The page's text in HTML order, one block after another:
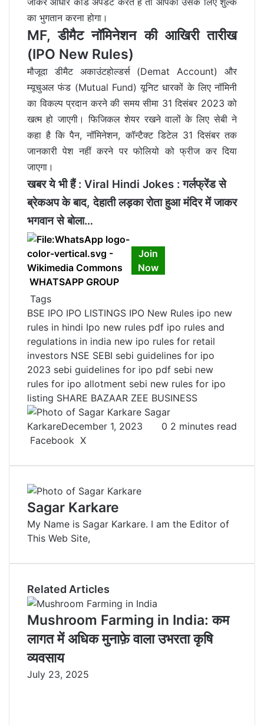
का भुगतान करना होगा।
MF, डीमैट नॉमिनेशन की आखिरी तारीख
(IPO New Rules)
मौजूदा डीमैट अकाउंटहोल्डर्स (Demat Account) और
म्यूचुअल फंड (Mutual Fund) यूनिट धारकों के लिए नॉमिनी
का विकल्प प्रदान करने की समय सीमा 31 दिसंबर 2023 को
खत्म हो जाएगी। फिजिकल शेयर रखने वालों के लिए सेबी ने
कहा है कि पैन, नॉमिनेशन, कॉन्टैक्ट डिटेल 31 दिसंबर तक
जानकारी पेश नहीं करने पर फोलियो को फ्रीज कर दिया
जाएगा।
खबर ये भी हैं : Viral Hindi Jokes : गर्लफ्रेंड से
ब्रेकअप के बाद, देहाती लड़का रोता हुआ मंदिर में जाकर
भगवान से बोला…
WHATSAPP GROUP
Join
Now
Tags
BSE IPO IPO LISTINGS IPO New Rules ipo new
rules in hindi Ipo new rules pdf ipo rules and
regulations in india new ipo rules for retail
investors NSE SEBI sebi guidelines for ipo
2023 sebi guidelines for ipo pdf sebi new
rules for ipo allotment sebi new rules for ipo
listing SHARE BAZAAR ZEE BUSINESS
Sagar
KarkareDecember 1, 2023 0 2 minutes read
Facebook X
n
e
d
I
m
l
r
n
e
r
e
d
i
t
o
a
k
a
e
v
i
m
i
l
i
t
Sagar Karkare
My Name is Sagar Karkare. I am the Editor of
This Web Site,
Related Articles
Mushroom Farming in India: कम
लागत में अधिक मुनाफ़े वाला उभरता कृषि
व्यवसाय
July 23, 2025